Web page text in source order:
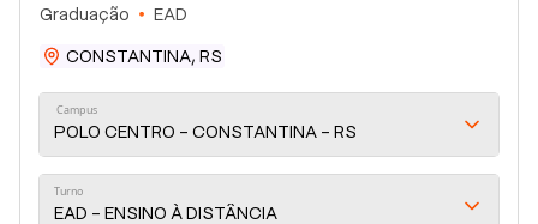
Graduação EAD
CONSTANTINA, RS
Campus
POLO CENTRO - CONSTANTINA - RS
Turno
EAD - ENSINO À DISTÂNCIA